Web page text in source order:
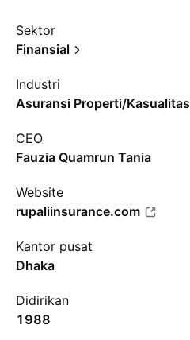
Sektor
Finansial
Industri
Asuransi Properti/Kasualitas
CEO
Fauzia Quamrun Tania
Website
rupaliinsurance.com
Kantor pusat
Dhaka
Didirikan
1988